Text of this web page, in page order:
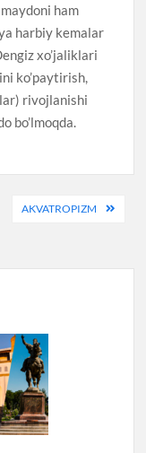
ham
harbiy kemalar
xo’jaliklari
ko’paytirish,
rivojlanishi
bo’lmoqda.
AKVATROPIZM